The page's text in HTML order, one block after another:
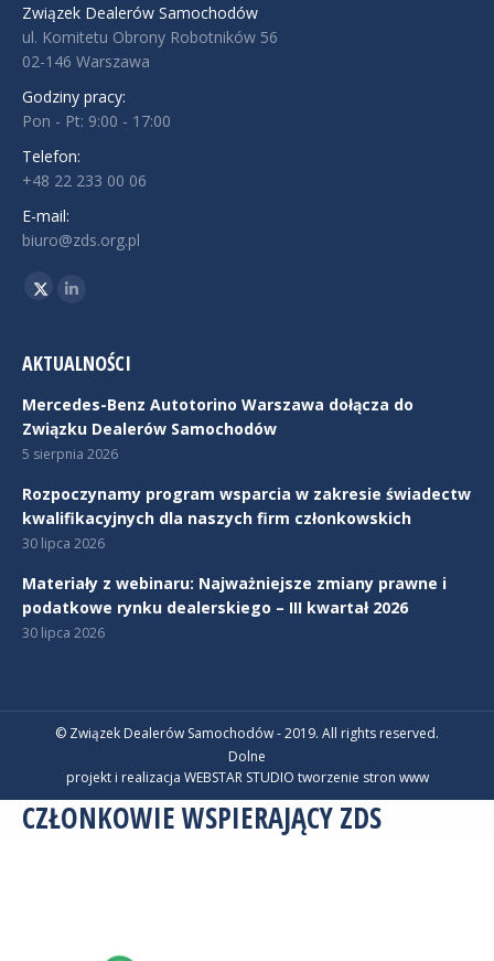
Związek Dealerów Samochodów
ul. Komitetu Obrony Robotników 56
02-146 Warszawa
Godziny pracy:
Pon - Pt: 9:00 - 17:00
Telefon:
+48 22 233 00 06
E-mail:
biuro@zds.org.pl
Znajdź nas na:
TwitterLinkedin
AKTUALNOŚCI
Mercedes-Benz Autotorino Warszawa dołącza do
Związku Dealerów Samochodów
5 sierpnia 2026
Rozpoczynamy program wsparcia w zakresie świadectw
kwalifikacyjnych dla naszych firm członkowskich
30 lipca 2026
Materiały z webinaru: Najważniejsze zmiany prawne i
podatkowe rynku dealerskiego – III kwartał 2026
30 lipca 2026
© Związek Dealerów Samochodów - 2019. All rights reserved.
Dolne
projekt i realizacja WEBSTAR STUDIO tworzenie stron www
CZŁONKOWIE WSPIERAJĄCY ZDS